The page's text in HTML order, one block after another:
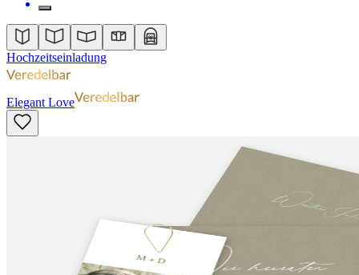
Hochzeitseinladung
Elegant Love